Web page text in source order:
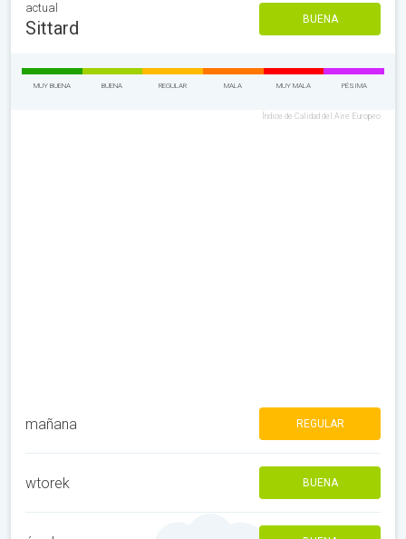
actual
Sittard BUENA
MUY BUENA BUENA REGULAR MALA MUY MALA PÉSIMA
Índice de Calidad del Aire Europeo
mañana REGULAR
wtorek BUENA